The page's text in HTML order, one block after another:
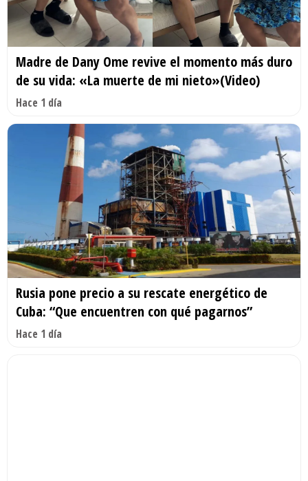
Madre de Dany Ome revive el momento más duro
de su vida: «La muerte de mi nieto»(Video)
Hace 1 día
Rusia pone precio a su rescate energético de
Cuba: “Que encuentren con qué pagarnos”
Hace 1 día